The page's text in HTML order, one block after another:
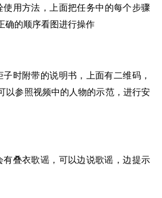
使用方法，上面把任务中的每个步骤
确的顺序看图进行操作
子时附带的说明书，上面有二维码，
以参照视频中的人物的示范，进行安
有叠衣歌谣，可以边说歌谣，边提示